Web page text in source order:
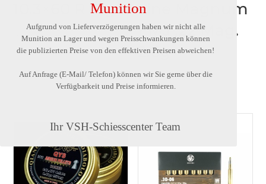
10.3×60 R 13g
143.00CHF
Line Magnum
FMJ .22 Mag.
2.6g
56.00CHF
Munition
Aufgrund von Lieferverzögerungen haben wir nicht alle
Munition an Lager und wegen Preisschwankungen können
die publizierten Preise von den effektiven Preisen abweichen!
Auf Anfrage (E-Mail/ Telefon) können wir Sie gerne über die
Verfügbarkeit und Preise informieren.
Ihr VSH-Schiesscenter Team